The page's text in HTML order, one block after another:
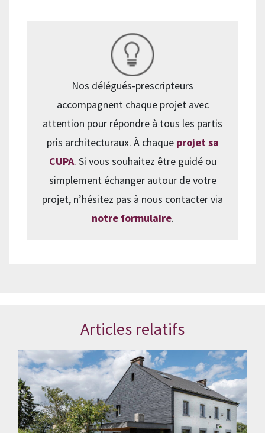
Nos délégués-prescripteurs
accompagnent chaque projet avec
attention pour répondre à tous les partis
pris architecturaux. À chaque projet sa
CUPA. Si vous souhaitez être guidé ou
simplement échanger autour de votre
projet, n’hésitez pas à nous contacter via
notre formulaire.
Articles relatifs